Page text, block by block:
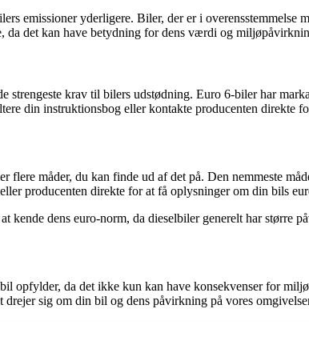
emissioner yderligere. Biler, der er i
det kan have betydning for dens værdi og
strengeste krav til bilers udstødning. Euro 6-biler har
din instruktionsbog eller kontakte producenten direkte
måder, du kan finde ud af det på. Den nemmeste
producenten direkte for at få oplysninger om din bils
dens euro-norm, da dieselbiler generelt har større
opfylder, da det ikke kun kan have konsekvenser for
sig om din bil og dens påvirkning på vores